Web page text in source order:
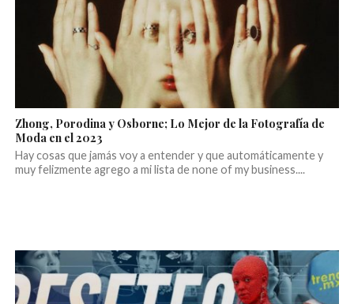
Zhong, Porodina y Osborne; Lo Mejor de la Fotografía de
Moda en el 2023
Hay cosas que jamás voy a entender y que automáticamente y
muy felizmente agrego a mi lista de none of my business....